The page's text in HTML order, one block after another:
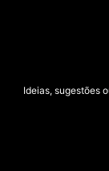
Ideias, sugestões